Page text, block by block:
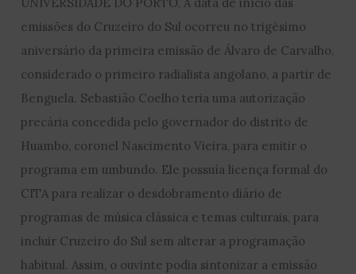
emissões do Cruzeiro do Sul ocorreu no trigésimo
aniversário da primeira emissão de Álvaro de Carvalho,
considerado o primeiro radialista angolano, a partir de
Benguela. Sebastião Coelho teria uma autorização
precária concedida pelo governador do distrito de
Huambo, coronel Nascimento Vieira, para emitir o
programa em umbundo. Ele possuía licença formal do
CITA para realizar o desdobramento diário de
programas de música clássica e temas culturais, para
incluir Cruzeiro do Sul sem alterar a programação
habitual. Assim, o ouvinte podia sintonizar a emissão